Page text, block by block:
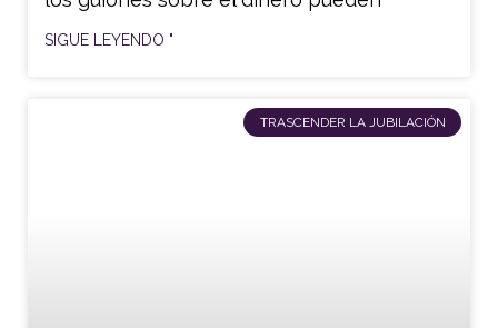
SIGUE LEYENDO "
TRASCENDER LA JUBILACIÓN